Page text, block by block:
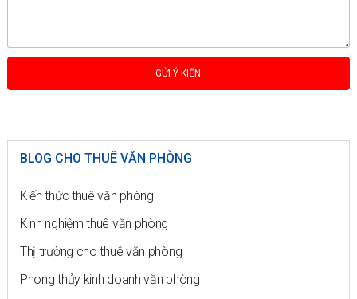
BLOG CHO THUÊ VĂN PHÒNG
Kiến thức thuê văn phòng
Kinh nghiệm thuê văn phòng
Thị trường cho thuê văn phòng
Phong thủy kinh doanh văn phòng